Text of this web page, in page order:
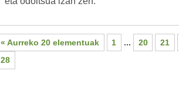
« Aurreko 20 elementuak 1 ... 20 21
28